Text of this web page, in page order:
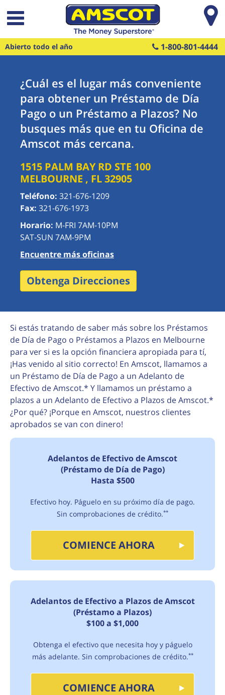
Saltar al contenido principal
Abierto todo el año 1-800-801-4444
¿Cuál es el lugar más conveniente
para obtener un Préstamo de Día
Pago o un Préstamo a Plazos? No
busques más que en tu Oficina de
Amscot más cercana.
1515 PALM BAY RD STE 100
MELBOURNE , FL32905
Teléfono: 321-676-1209
Fax: 321-676-1973
Horario: M-FRI 7AM-10PM
SAT-SUN 7AM-9PM
Encuentre más oficinas
Obtenga Direcciones
Si estás tratando de saber más sobre los Préstamos
de Día de Pago o Préstamos a Plazos en Melbourne
para ver si es la opción financiera apropiada para tí,
¡Has venido al sitio correcto! En Amscot, llamamos a
un Préstamo de Día de Pago a un Adelanto de
Efectivo de Amscot.* Y llamamos un préstamo a
plazos a un Adelanto de Efectivo a Plazos de Amscot.*
¿Por qué? ¡Porque en Amscot, nuestros clientes
aprobados se van con dinero!
Adelantos de Efectivo de Amscot
(Préstamo de Día de Pago)
Hasta $500
Efectivo hoy. Páguelo en su próximo día de pago.
Sin comprobaciones de crédito.**
COMIENCE AHORA
Adelantos de Efectivo a Plazos de Amscot
(Préstamo a Plazos)
$100 a $1,000
Obtenga el efectivo que necesita hoy y páguelo
más adelante. Sin comprobaciones de crédito.**
COMIENCE AHORA